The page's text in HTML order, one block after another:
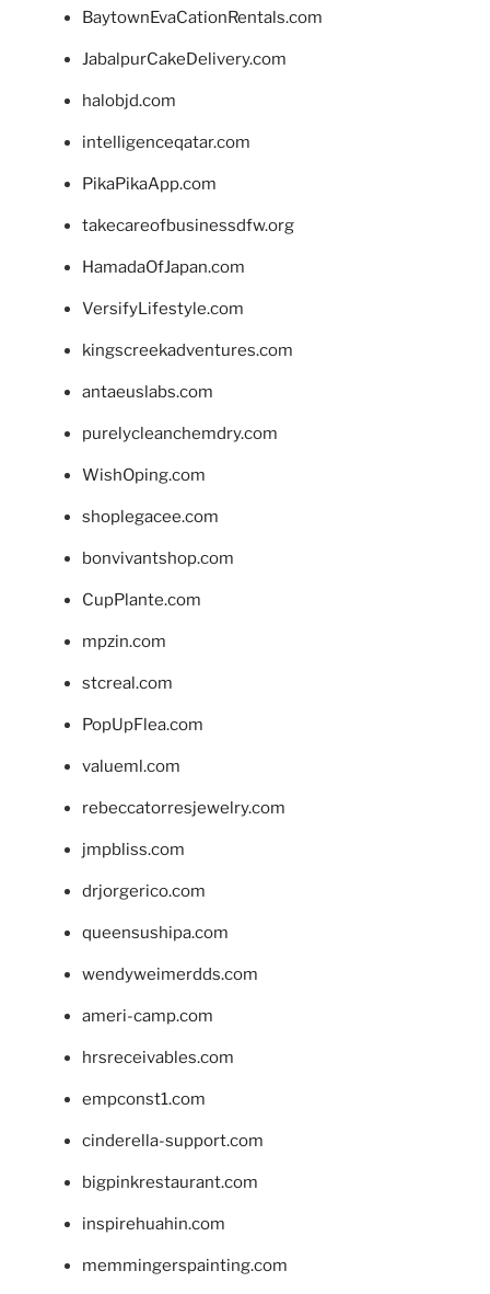
BaytownEvaCationRentals.com
JabalpurCakeDelivery.com
halobjd.com
intelligenceqatar.com
PikaPikaApp.com
takecareofbusinessdfw.org
HamadaOfJapan.com
VersifyLifestyle.com
kingscreekadventures.com
antaeuslabs.com
purelycleanchemdry.com
WishOping.com
shoplegacee.com
bonvivantshop.com
CupPlante.com
mpzin.com
stcreal.com
PopUpFlea.com
valueml.com
rebeccatorresjewelry.com
jmpbliss.com
drjorgerico.com
queensushipa.com
wendyweimerdds.com
ameri-camp.com
hrsreceivables.com
empconst1.com
cinderella-support.com
bigpinkrestaurant.com
inspirehuahin.com
memmingerspainting.com